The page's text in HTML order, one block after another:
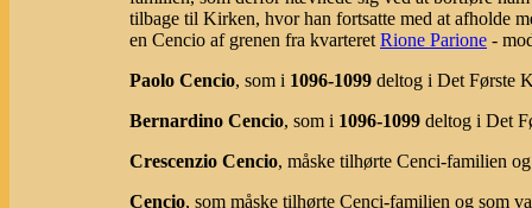
tilbage til Kirken, hvor han fortsatte med at afholde
en Cencio af grenen fra kvarteret Rione Parione -
Paolo Cencio, som i 1096-1099 deltog i Det Første
Bernardino Cencio, som i 1096-1099 deltog i Det
Crescenzio Cencio, måske tilhørte Cenci-familien
Cencio, som måske tilhørte Cenci-familien og som